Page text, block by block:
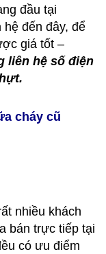
đầu tại
hệ đến đây, để
giá tốt –
liên hệ số điện
cháy cũ
nhiều khách
bán trực tiếp tại
có ưu điểm